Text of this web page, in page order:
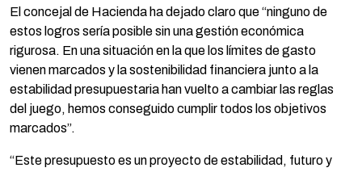
El concejal de Hacienda ha dejado claro que “ninguno de
estos logros sería posible sin una gestión económica
rigurosa. En una situación en la que los límites de gasto
vienen marcados y la sostenibilidad financiera junto a la
estabilidad presupuestaria han vuelto a cambiar las reglas
del juego, hemos conseguido cumplir todos los objetivos
marcados”.
“Este presupuesto es un proyecto de estabilidad, futuro y